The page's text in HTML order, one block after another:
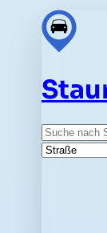
Suche
Straße